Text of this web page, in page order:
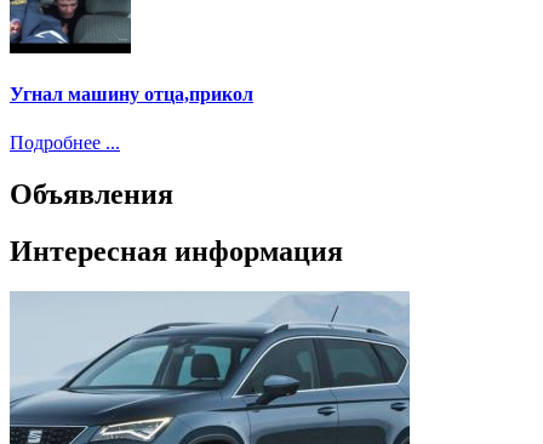
Угнал машину отца,прикол
Подробнее ...
Объявления
Интересная информация